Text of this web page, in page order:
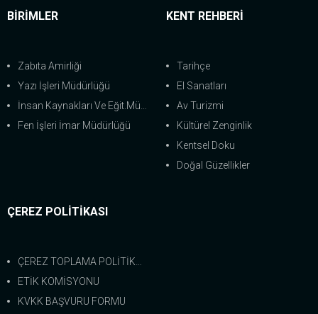
BİRİMLER
Zabıta Amirliği
Yazı İşleri Müdürlüğü
İnsan Kaynakları Ve Eğit.Müdürlüğü
Fen İşleri İmar Müdürlüğü
KENT REHBERİ
Tarihçe
El Sanatları
Av Turizmi
Kültürel Zenginlik
Kentsel Doku
Doğal Güzellikler
ÇEREZ POLİTİKASI
ÇEREZ TOPLAMA POLİTİKASI
ETİK KOMİSYONU
KVKK BAŞVURU FORMU